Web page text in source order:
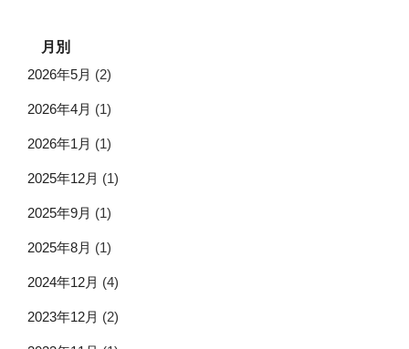
月別
2026年5月 (2)
2026年4月 (1)
2026年1月 (1)
2025年12月 (1)
2025年9月 (1)
2025年8月 (1)
2024年12月 (4)
2023年12月 (2)